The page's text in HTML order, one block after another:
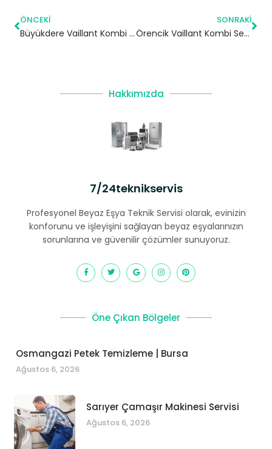
ÖNCEKI
Büyükdere Vaillant Kombi Servisi – Sarıyer Yetkili Servis
SONRAKI
Örencik Vaillant Kombi Servisi – Çatalca Yetkili Servis
Hakkımızda
7/24teknikservis
Profesyonel Beyaz Eşya Teknik Servisi olarak, evinizin
konforunu ve işleyişini sağlayan beyaz eşyalarınızın
sorunlarına ve güvenilir çözümler sunuyoruz.
Öne Çıkan Bölgeler
Osmangazi Petek Temizleme | Bursa
Ağustos 6, 2026
Sarıyer Çamaşır Makinesi Servisi
Ağustos 6, 2026